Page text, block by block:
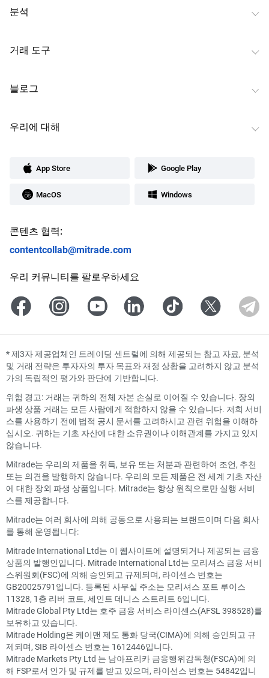
분석
거래 도구
블로그
우리에 대해
App Store Google Play
MacOS Windows
콘텐츠 협력:
contentcollab@mitrade.com
우리 커뮤니티를 팔로우하세요
*제3자 제공업체인 트레이딩 센트럴에 의해 제공되는 참고 자료, 분석
및 거래 전략은 투자자의 투자 목표와 재정 상황을 고려하지 않고 분석
가의 독립적인 평가와 판단에 기반합니다.
위험 경고: 거래는 귀하의 전체 자본 손실로 이어질 수 있습니다. 장외
파생 상품 거래는 모든 사람에게 적합하지 않을 수 있습니다. 저희 서비
스를 사용하기 전에 법적 공시 문서를 고려하시고 관련 위험을 이해하
십시오. 귀하는 기초 자산에 대한 소유권이나 이해관계를 가지고 있지
않습니다.
Mitrade는 우리의 제품을 취득, 보유 또는 처분과 관련하여 조언, 추천
또는 의견을 발행하지 않습니다. 우리의 모든 제품은 전 세계 기초 자산
에 대한 장외 파생 상품입니다. Mitrade는 항상 원칙으로만 실행 서비
스를 제공합니다.
Mitrade는 여러 회사에 의해 공동으로 사용되는 브랜드이며 다음 회사
를 통해 운영됩니다:
Mitrade International Ltd는 이 웹사이트에 설명되거나 제공되는 금융
상품의 발행인입니다. Mitrade International Ltd는 모리셔스 금융 서비
스위원회(FSC)에 의해 승인되고 규제되며, 라이센스 번호는
GB20025791입니다. 등록된 사무실 주소는 모리셔스 포트 루이스
11328, 1층 리버 코트, 세인트 데니스 스트리트 6입니다.
Mitrade Global Pty Ltd는 호주 금융 서비스 라이센스(AFSL 398528)를
보유하고 있습니다.
Mitrade Holding은 케이맨 제도 통화 당국(CIMA)에 의해 승인되고 규
제되며, SIB 라이센스 번호는 1612446입니다.
Mitrade Markets Pty Ltd 는 남아프리카 금융행위감독청(FSCA)에 의
해 FSP로서 인가 및 규제를 받고 있으며, 라이선스 번호는 54842입니